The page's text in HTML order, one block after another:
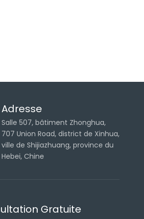
Adresse
Salle 507, bâtiment Zhonghua,
707 Union Road, district de Xinhua,
ville de Shijiazhuang, province du
Hebei, Chine
Gratuite